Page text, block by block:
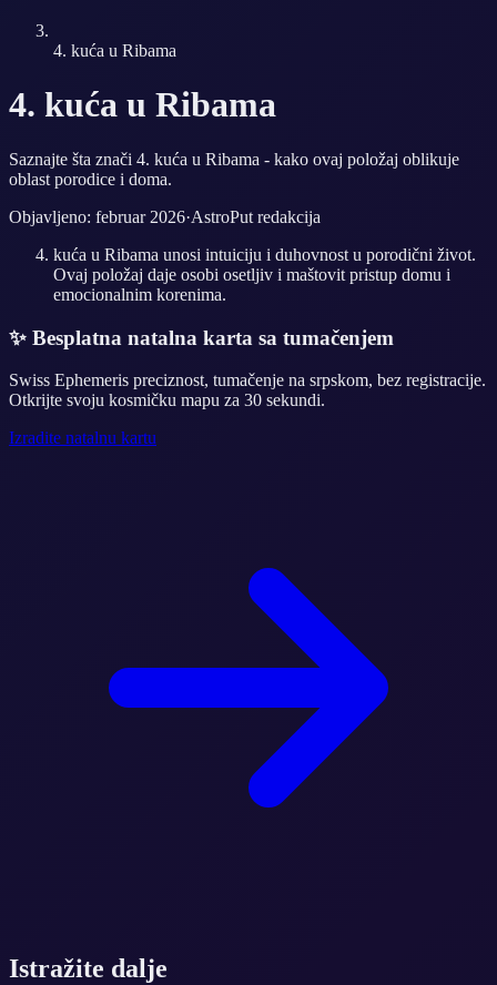
4. kuća u Ribama
4. kuća u Ribama
Saznajte šta znači 4. kuća u Ribama - kako ovaj položaj oblikuje
oblast porodice i doma.
Objavljeno: februar 2026·AstroPut redakcija
kuća u Ribama unosi intuiciju i duhovnost u porodični život.
Ovaj položaj daje osobi osetljiv i maštovit pristup domu i
emocionalnim korenima.
✨ Besplatna natalna karta sa tumačenjem
Swiss Ephemeris preciznost, tumačenje na srpskom, bez registracije.
Otkrijte svoju kosmičku mapu za 30 sekundi.
Izradite natalnu kartu
Istražite dalje